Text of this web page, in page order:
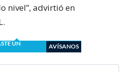
nivel”, advirtió en
UN
AVÍSANOS